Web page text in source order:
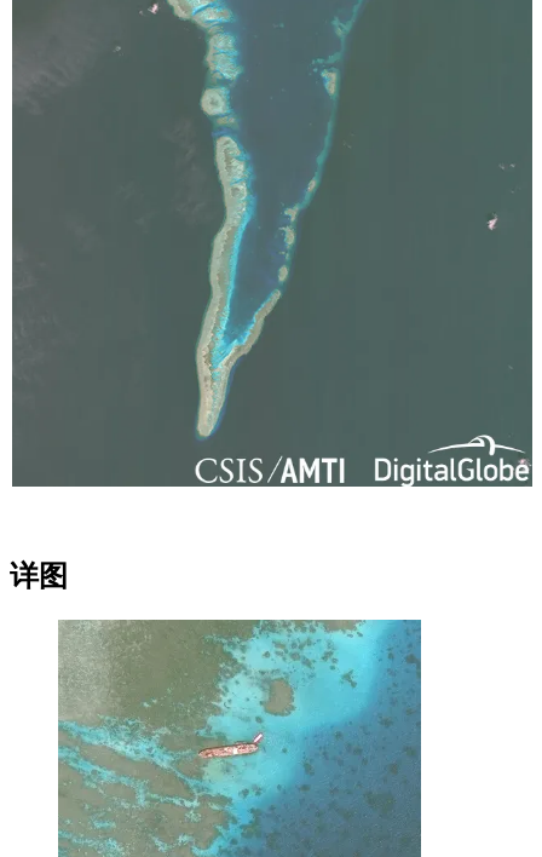
详图